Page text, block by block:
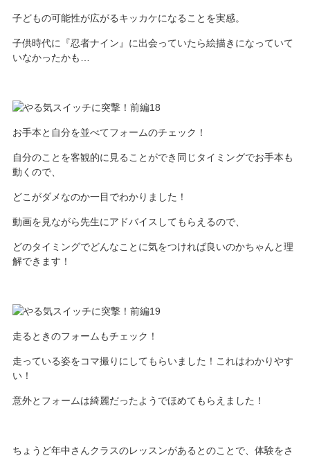
子どもの可能性が広がるキッカケになることを実感。
子供時代に『忍者ナイン』に出会っていたら絵描きになっていて
いなかったかも…
お手本と自分を並べてフォームのチェック！
自分のことを客観的に見ることができ同じタイミングでお手本も
動くので、
どこがダメなのか一目でわかりました！
動画を見ながら先生にアドバイスしてもらえるので、
どのタイミングでどんなことに気をつければ良いのかちゃんと理
解できます！
走るときのフォームもチェック！
走っている姿をコマ撮りにしてもらいました！これはわかりやす
い！
意外とフォームは綺麗だったようでほめてもらえました！
ちょうど年中さんクラスのレッスンがあるとのことで、体験をさ